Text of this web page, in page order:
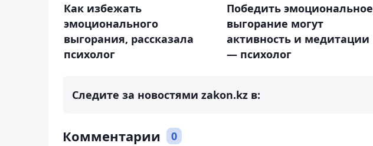
Как избежать
эмоционального
выгорания, рассказала
психолог
Победить эмоциональное
выгорание могут
активность и медитации
— психолог
Следите за новостями zakon.kz в:
Комментарии 0